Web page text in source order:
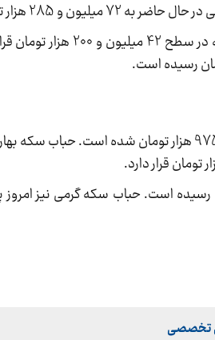
هزار تومان رسیده است.
قیمت سکه بهار آزادی 67 میلیون و 505 هزار
حباب انواع قطعات سکه امروز کاهشی است. حباب سکه امامی 9 میلیون و 975 هزار
تخصصی